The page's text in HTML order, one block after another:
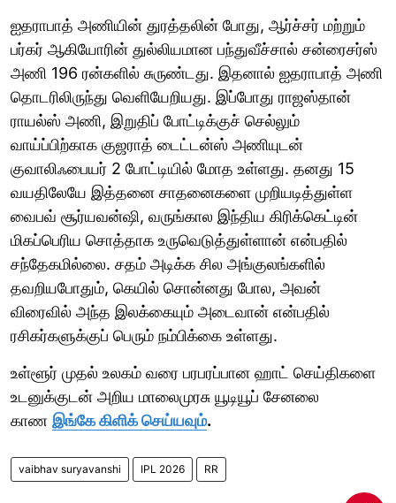
ஐதராபாத் அணியின் துரத்தலின் போது, ஆர்ச்சர் மற்றும்
பர்கர் ஆகியோரின் துல்லியமான பந்துவீச்சால் சன்ரைசர்ஸ்
அணி 196 ரன்களில் சுருண்டது. இதனால் ஐதராபாத் அணி
தொடரிலிருந்து வெளியேறியது. இப்போது ராஜஸ்தான்
ராயல்ஸ் அணி, இறுதிப் போட்டிக்குச் செல்லும்
வாய்ப்பிற்காக குஜராத் டைட்டன்ஸ் அணியுடன்
குவாலிஃபையர் 2 போட்டியில் மோத உள்ளது. தனது 15
வயதிலேயே இத்தனை சாதனைகளை முறியடித்துள்ள
வைபவ் சூர்யவன்ஷி, வருங்கால இந்திய கிரிக்கெட்டின்
மிகப்பெரிய சொத்தாக உருவெடுத்துள்ளான் என்பதில்
சந்தேகமில்லை. சதம் அடிக்க சில அங்குலங்களில்
தவறியபோதும், கெயில் சொன்னது போல, அவன்
விரைவில் அந்த இலக்கையும் அடைவான் என்பதில்
ரசிகர்களுக்குப் பெரும் நம்பிக்கை உள்ளது.
உள்ளூர் முதல் உலகம் வரை பரபரப்பான ஹாட் செய்திகளை
உடனுக்குடன் அறிய மாலைமுரசு யூடியூப் சேனலை
காண இங்கே கிளிக் செய்யவும்.
vaibhav suryavanshi IPL 2026 RR